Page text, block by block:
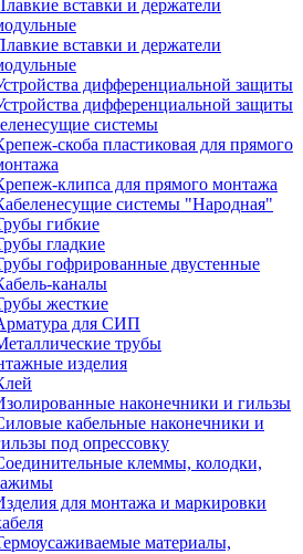
вставки и держатели
вставки и держатели
дифференциальной защиты
дифференциальной защиты
системы
скоба пластиковая для прямого
клипса для прямого монтажа
системы "Народная"
гибкие
гладкие
гофрированные двустенные
каналы
жесткие
для СИП
трубы
изделия
наконечники и гильзы
кабельные наконечники и
под опрессовку
клеммы, колодки,
для монтажа и маркировки
материалы,